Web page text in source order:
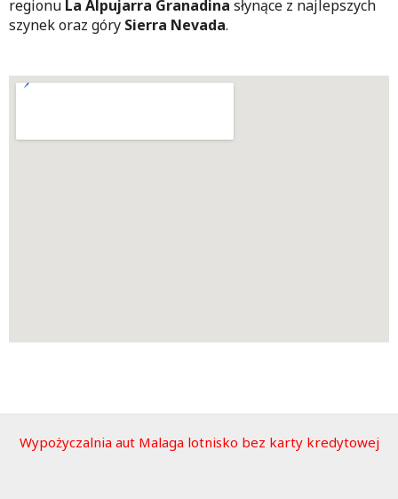
regionu La Alpujarra Granadina słynące z najlepszych
szynek oraz góry Sierra Nevada.
Wypożyczalnia aut Malaga lotnisko bez karty kredytowej